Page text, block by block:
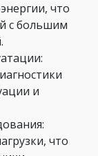
что
с большим
и
что